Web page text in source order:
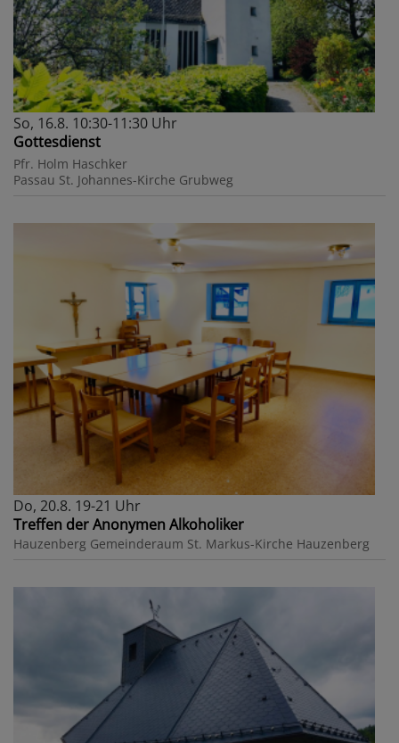
So, 16.8. 10:30-11:30 Uhr
Gottesdienst
Pfr. Holm Haschker
Passau St. Johannes-Kirche Grubweg
Do, 20.8. 19-21 Uhr
Treffen der Anonymen Alkoholiker
Hauzenberg Gemeinderaum St. Markus-Kirche Hauzenberg